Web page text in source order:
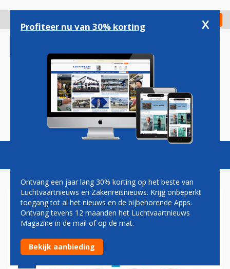
gaan
Check in
Magazine Podcasts Vacatures
MAANDAG NIEUWE ACTIES
CABINEPERSONEEL KLM
Profiteer nu van 30% korting x
Ontvang een jaar lang 30% korting op het beste van
Luchtvaartnieuws en Zakenreisnieuws. Krijg onbeperkt
toegang tot al het nieuws en de bijbehorende Apps.
Ontvang tevens 12 maanden het Luchtvaartnieuws
Magazine in de mail of op de mat.
Bekijk aanbieding